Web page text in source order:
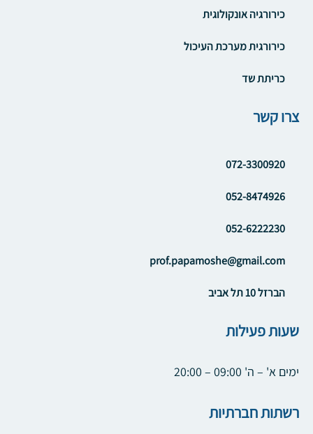
כירורגיה אונקולוגית
כירורגית מערכת העיכול
כריתת שד
צרו קשר
072-3300920
052-8474926
052-6222230
prof.papamoshe@gmail.com
הברזל 10 תל אביב
שעות פעילות
ימים א' – ה' 09:00 – 20:00
רשתות חברתיות